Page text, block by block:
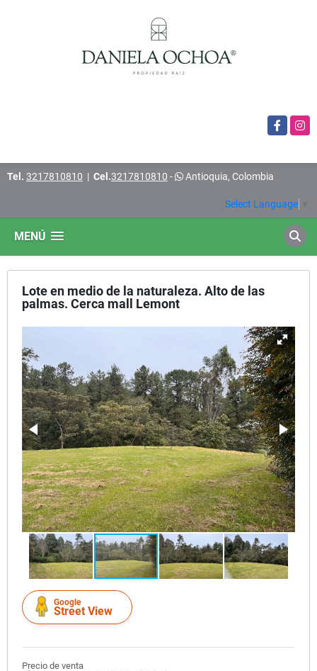
Facebook
Tel. 3217810810 | Cel.3217810810 - Antioquia, Colombia
Select Language
MENÚ
Lote en medio de la naturaleza. Alto de las
palmas. Cerca mall Lemont
Google
Street View
Precio de venta